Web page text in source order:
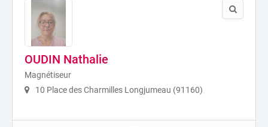
OUDIN Nathalie
Magnétiseur
10 Place des Charmilles Longjumeau (91160)